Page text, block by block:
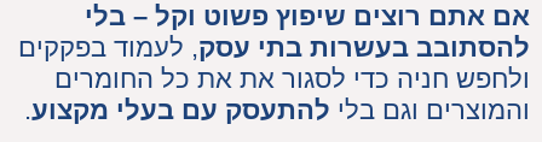
אם אתם רוצים שיפוץ פשוט וקל – בלי
להסתובב בעשרות בתי עסק, לעמוד בפקקים
ולחפש חניה כדי לסגור את את כל החומרים
והמוצרים וגם בלי להתעסק עם בעלי מקצוע.